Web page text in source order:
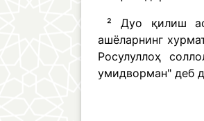
² Дуо қилиш
ашёларнинг
Росулуллоҳ
умидворман" деб